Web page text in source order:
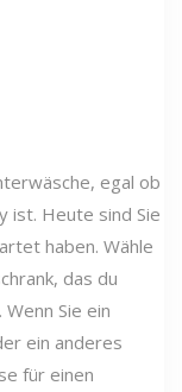
egal ob
ist. Heute sind Sie
haben. Wähle
das du
Sie ein
ein anderes
für einen